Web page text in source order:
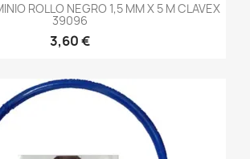
ROLLO NEGRO 1,5 MM X 5 M CLAVEX
39096
3,60 €